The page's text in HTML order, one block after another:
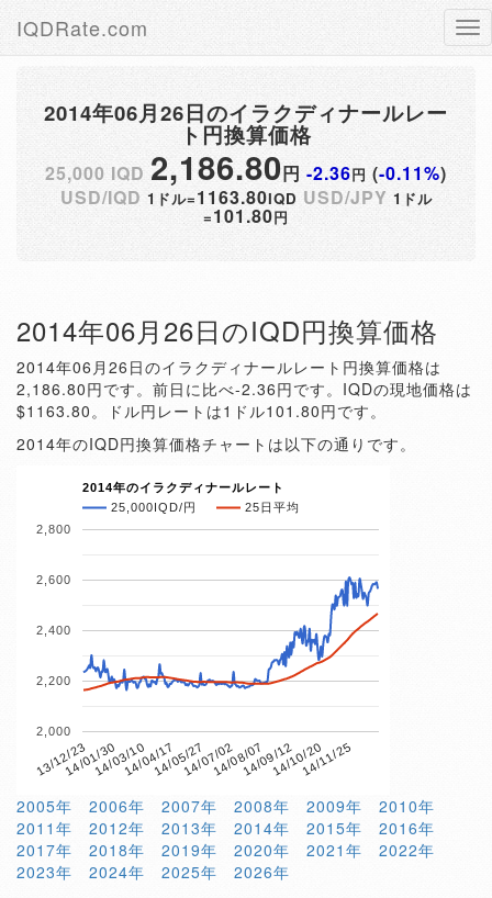
IQDRate.com
2014年06月26日のイラクディナールレー
ト円換算価格
25,000 IQD 2,186.80円-2.36円 (-0.11%)
USD/IQD 1ドル=1163.80IQD USD/JPY 1ドル
=101.80円
2014年06月26日のIQD円換算価格
2014年06月26日のイラクディナールレート円換算価格は
2,186.80円です。前日に比べ-2.36円です。IQDの現地価格は
$1163.80。ドル円レートは1ドル101.80円です。
2014年のIQD円換算価格チャートは以下の通りです。
2014年のイラクディナールレート
25,000IQD/円
25日平均
13/12/2314/01/3014/03/1014/04/1714/05/2714/07/0214/08/0714/09/1214/10/2014/11/25
2,000
2,200
2,400
2,600
2,800
2005年 2006年 2007年 2008年 2009年
2010年
2011年
2012年 2013年 2014年 2015年
2016年
2017年
2018年 2019年 2020年 2021年
2022年
2023年
2024年 2025年 2026年